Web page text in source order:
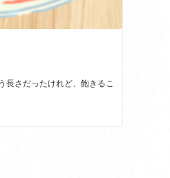
長さだったけれど、飽きるこ